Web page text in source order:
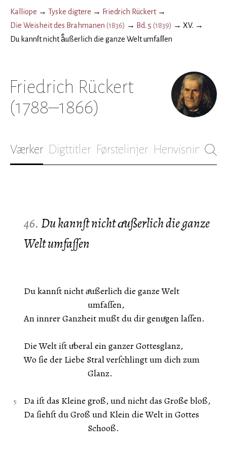
Kalliope → Tyske digtere → Friedrich Rückert→
Die Weisheit des Brahmanen (1836) → Bd. 5 (1839) → XV. →
Du kannſt nicht aͤußerlich die ganze Welt umfaſſen
Friedrich Rückert
(1788–1866)
Værker Digttitler Førstelinjer Henvisninger
46. Du kannſt nicht aͤußerlich die ganze
Welt umfaſſen
Du kannſt nicht aͤußerlich die ganze Welt
umfaſſen,
An innrer Ganzheit mußt du dir genuͤgen laſſen.
Die Welt iſt uͤberal ein ganzer Gottesglanz,
Wo ſie der Liebe Stral verſchlingt um dich zum
Glanz.
Da iſt das Kleine groß, und nicht das Große bloß,
Da ſiehſt du Groß und Klein die Welt in Gottes
Schooß.